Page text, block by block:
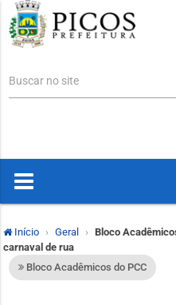
Buscar no site
Início Geral
Bloco
carnaval de rua
Bloco Acadêmicos do PCC